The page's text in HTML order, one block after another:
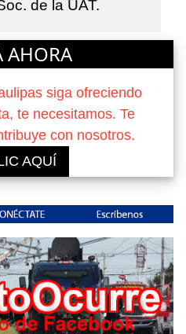
de la UAT.
AHORA
siga ofreciendo
te necesitamos. Te
con nosotros.
AQUÍ